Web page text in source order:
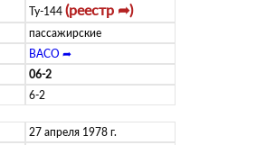
ЗАРЕГИСТРИРОВАТЬСЯ
Ту-144 (реестр ➦)
пассажирские
ВАСО ➦
06-2
6-2
27 апреля 1978 г.